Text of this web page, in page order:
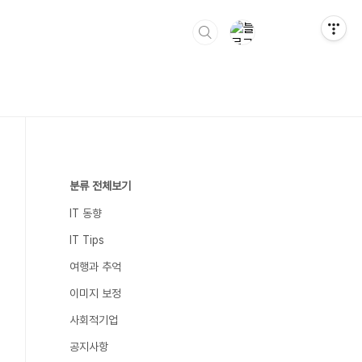
분류 전체보기
IT 동향
IT Tips
여행과 추억
이미지 보정
사회적기업
공지사항